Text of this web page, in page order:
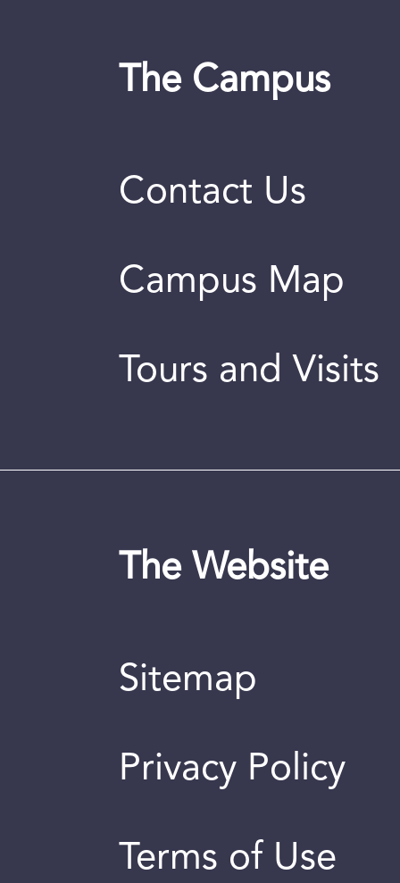
The Campus
Contact Us
Campus Map
Tours and Visits
The Website
Sitemap
Privacy Policy
Terms of Use